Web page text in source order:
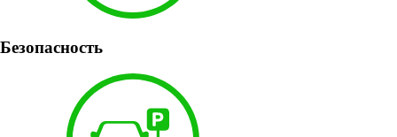
Безопасность